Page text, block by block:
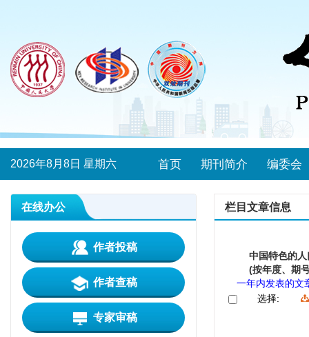
2026年8月8日 星期六 首页 期刊简介 编委会
在线办公
作者投稿
作者查稿
专家审稿
栏目文章信息
中国特色的
(按年度、期
一年内发表的文
选择: